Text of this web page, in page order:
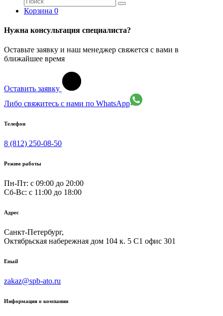
Корзина 0
Нужна консультация специалиста?
Оставьте заявку и наш менеджер свяжется с вами в
ближайшее время
Оставить заявку
Либо свяжитесь с нами по WhatsApp
Телефон
8 (812) 250-08-50
Режим работы
Пн-Пт: с 09:00 до 20:00
Сб-Вс: c 11:00 до 18:00
Адрес
Санкт-Петербург,
Октябрьская набережная дом 104 к. 5 С1 офис 301
Email
zakaz@spb-ato.ru
Информация о компании